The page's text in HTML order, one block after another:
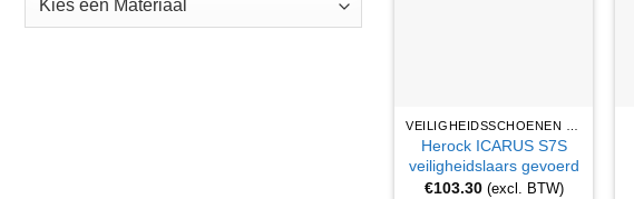
Herock ICARUS S7S
veiligheidslaars gevoerd
€103.30 (excl. BTW)